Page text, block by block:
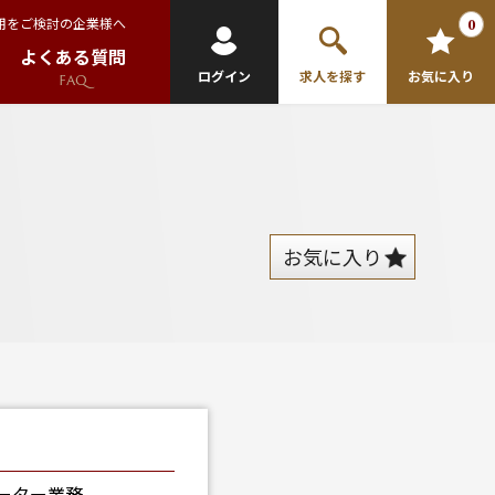
をご検討の企業様へ
よくある質問
FAQ ログイン 求人を探す お気に入り
0
お気に入り